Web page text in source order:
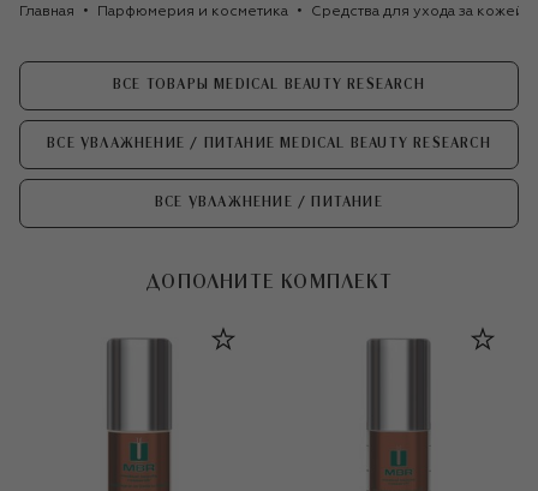
Главная Парфюмерия и косметика Средства для ухода за кожей
ВСЕ ТОВАРЫ MEDICAL BEAUTY RESEARCH
ВСЕ УВЛАЖНЕНИЕ / ПИТАНИЕ MEDICAL BEAUTY RESEARCH
ВСЕ УВЛАЖНЕНИЕ / ПИТАНИЕ
ДОПОЛНИТЕ КОМПЛЕКТ